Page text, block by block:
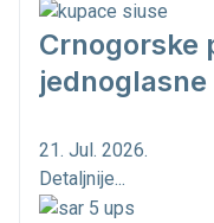
Crnogorske
jednoglasne
21. Jul. 2026.
Detaljnije...